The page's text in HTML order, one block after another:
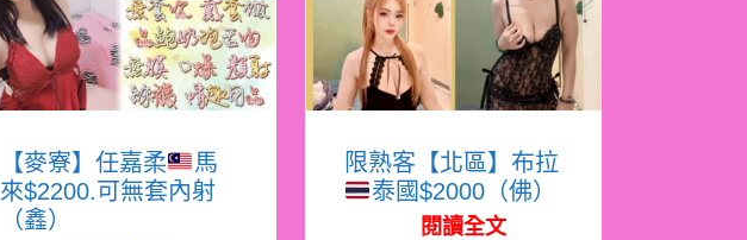
【麥寮】任嘉柔
馬
來$2200.可無套內射
（鑫）
限熟客【北區】布拉
泰國$2000（佛）
閱讀全文